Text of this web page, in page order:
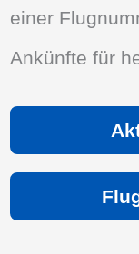
einer
Ankünfte für